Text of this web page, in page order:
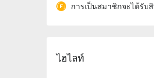
การเป็นสมาชิกจะได้รับ
ไฮไลท์